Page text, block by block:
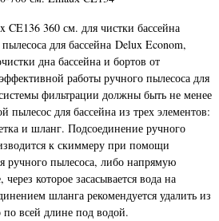
CE136 360 см. для чистки бассейна
для бассейна Delux Econom,
дна бассейна и бортов от
работы ручного пылесоса для
фильтрации должны быть не менее
пылесос для бассейна из трех элементов:
и шланг. Подсоединение ручного
к скиммеру при помощи
ручного пылесоса, либо напрямую
которое засасывается вода на
шланга рекомендуется удалить из
по всей длине под водой.